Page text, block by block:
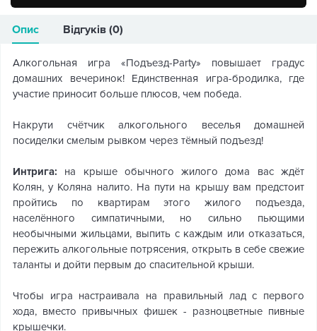
Опис Відгуків (0)
Алкогольная игра «Подъезд-Party» повышает градус
домашних вечеринок! Единственная игра-бродилка, где
участие приносит больше плюсов, чем победа.
Накрути счётчик алкогольного веселья домашней
посиделки смелым рывком через тёмный подъезд!
Интрига: на крыше обычного жилого дома вас ждёт
Колян, у Коляна налито. На пути на крышу вам предстоит
пройтись по квартирам этого жилого подъезда,
населённого симпатичными, но сильно пьющими
необычными жильцами, выпить с каждым или отказаться,
пережить алкогольные потрясения, открыть в себе свежие
таланты и дойти первым до спасительной крыши.
Чтобы игра настраивала на правильный лад с первого
хода, вместо привычных фишек - разноцветные пивные
крышечки.